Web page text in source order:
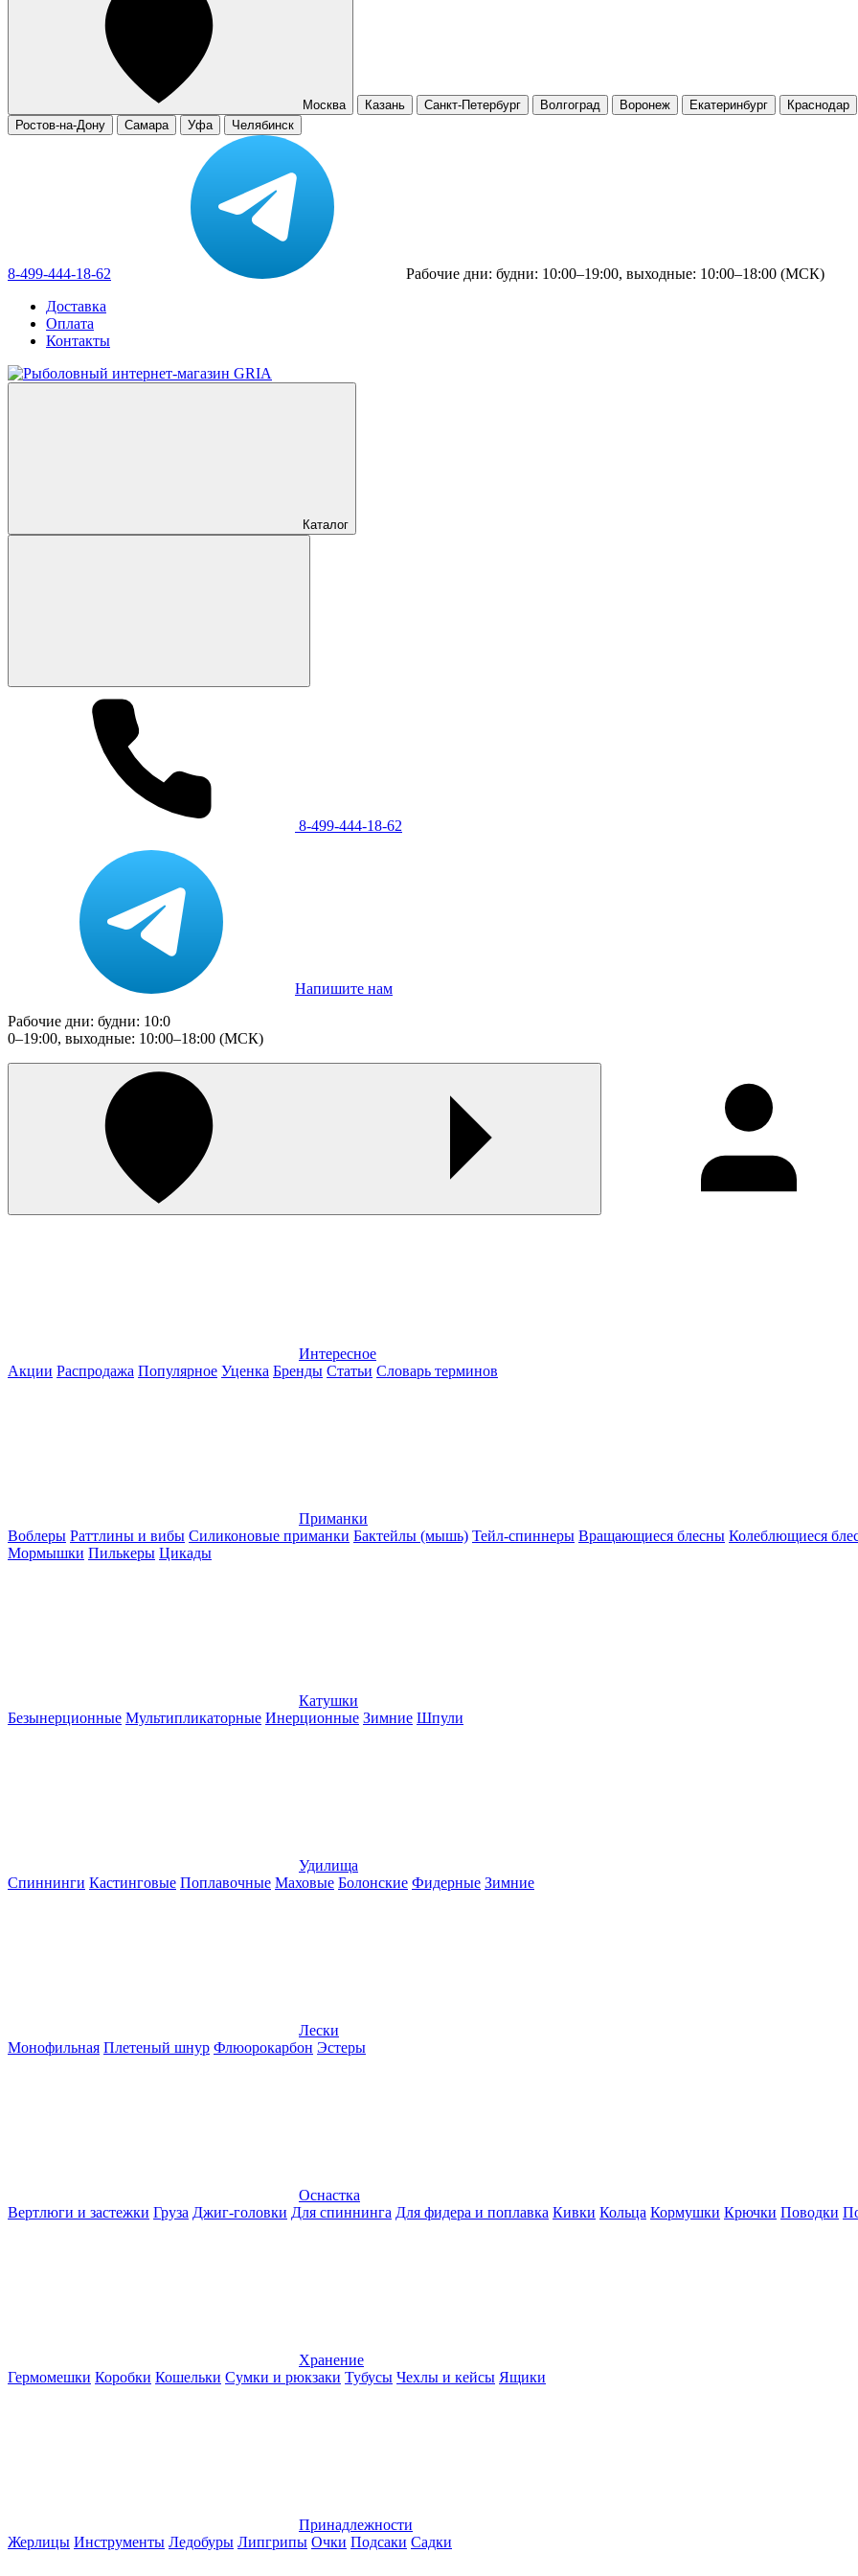
Москва Казань Санкт-Петербург Волгоград Воронеж Екатеринбург Краснодар
Ростов-на-Дону
Самара Уфа Челябинск
8-499-444-18-62
Рабочие дни: будни: 10:00–19:00, выходные: 10:00–18:00 (МСК)
Доставка
Оплата
Контакты
Каталог
8-499-444-18-62
Напишите нам
Рабочие дни: будни: 10:0
0–19:00, выходные: 10:00–18:00 (МСК)
Интересное
Акции Распродажа Популярное Уценка Бренды Статьи Словарь терминов
Приманки
Воблеры Раттлины и вибы Силиконовые приманки Бактейлы (мышь) Тейл-спиннеры Вращающиеся блесны Колеблющиеся
Мормышки Пилькеры Цикады
Катушки
Безынерционные Мультипликаторные Инерционные Зимние Шпули
Удилища
Спиннинги Кастинговые Поплавочные Маховые Болонские Фидерные Зимние
Лески
Монофильная Плетеный шнур Флюорокарбон Эстеры
Оснастка
Вертлюги и застежки Груза Джиг-головки Для спиннинга Для фидера и поплавка Кивки Кольца Кормушки Крючки Поводки
Хранение
Гермомешки Коробки Кошельки Сумки и рюкзаки Тубусы Чехлы и кейсы Ящики
Принадлежности
Жерлицы Инструменты Ледобуры Липгрипы Очки Подсаки Садки